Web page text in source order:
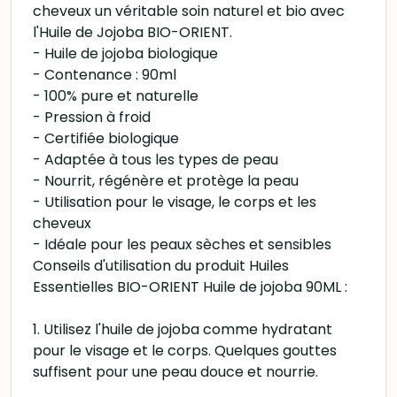
cheveux un véritable soin naturel et bio avec
l'Huile de Jojoba BIO-ORIENT.
- Huile de jojoba biologique
- Contenance : 90ml
- 100% pure et naturelle
- Pression à froid
- Certifiée biologique
- Adaptée à tous les types de peau
- Nourrit, régénère et protège la peau
- Utilisation pour le visage, le corps et les
cheveux
- Idéale pour les peaux sèches et sensibles
Conseils d'utilisation du produit Huiles
Essentielles BIO-ORIENT Huile de jojoba 90ML :
1. Utilisez l'huile de jojoba comme hydratant
pour le visage et le corps. Quelques gouttes
suffisent pour une peau douce et nourrie.